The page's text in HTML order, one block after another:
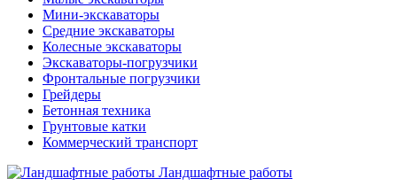
Мини-экскаваторы
Средние экскаваторы
Колесные экскаваторы
Экскаваторы-погрузчики
Фронтальные погрузчики
Грейдеры
Бетонная техника
Грунтовые катки
Коммерческий транспорт
Ландшафтные работы